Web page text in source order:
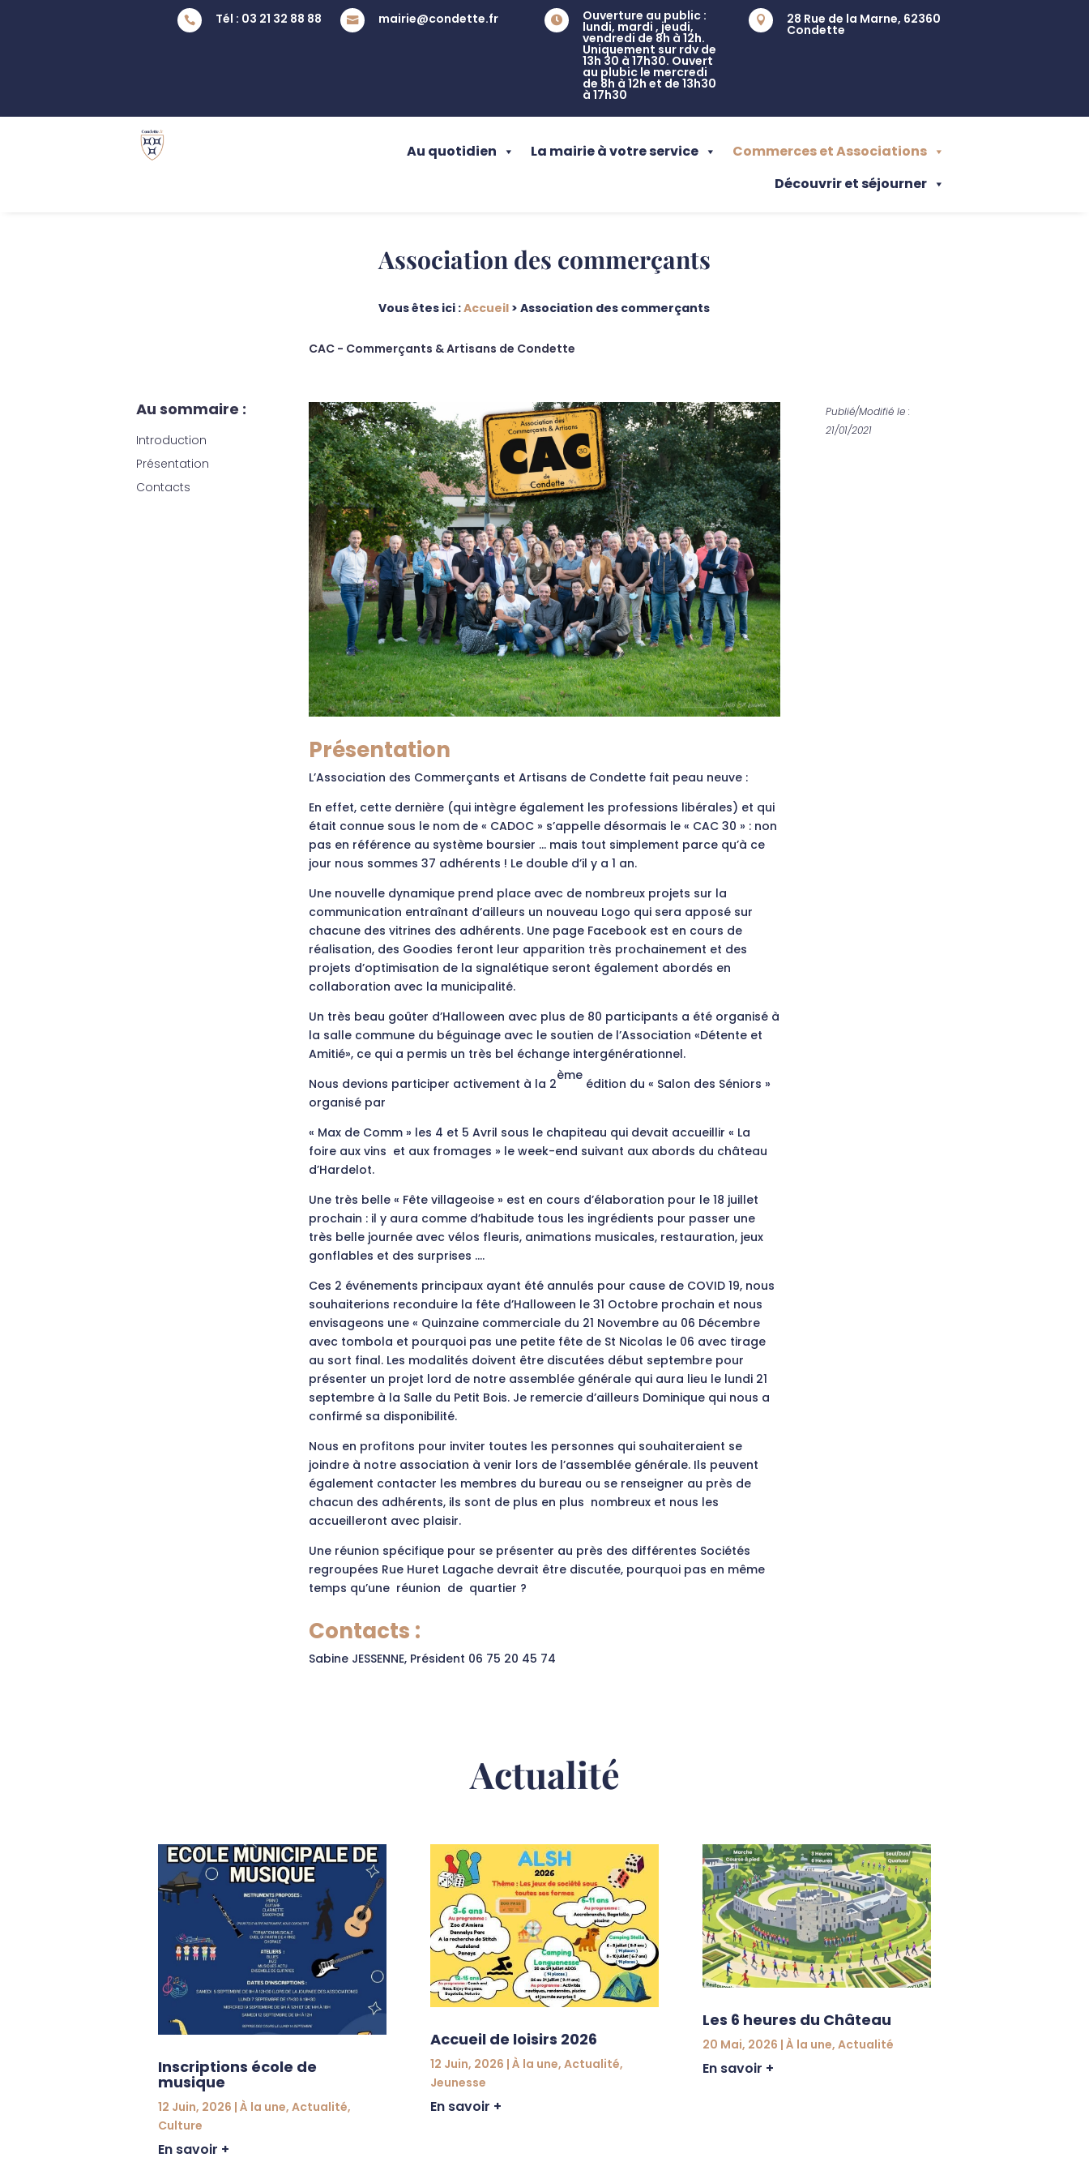
 28 Rue de la Marne, 62360
Condette
 Ouverture au public :
lundi, mardi , jeudi,
vendredi de 8h à 12h.
Uniquement sur rdv de
13h 30 à 17h30. Ouvert
au plubic le mercredi
de 8h à 12h et de 13h30
à 17h30
 mairie@condette.fr
 Tél : 03 21 32 88 88
Au quotidien La mairie à votre service
Commerces et Associations
Découvrir et séjourner
Association des commerçants
Vous êtes ici :Accueil >Association des commerçants
CAC - Commerçants & Artisans de Condette
Au sommaire :
Introduction
Présentation
Contacts
Présentation
L’Association des Commerçants et Artisans de Condette fait peau neuve :
En effet, cette dernière (qui intègre également les professions libérales) et qui
était connue sous le nom de « CADOC » s’appelle désormais le « CAC 30 » : non
pas en référence au système boursier … mais tout simplement parce qu’à ce
jour nous sommes 37 adhérents ! Le double d’il y a 1 an.
Une nouvelle dynamique prend place avec de nombreux projets sur la
communication entraînant d’ailleurs un nouveau Logo qui sera apposé sur
chacune des vitrines des adhérents. Une page Facebook est en cours de
réalisation, des Goodies feront leur apparition très prochainement et des
projets d’optimisation de la signalétique seront également abordés en
collaboration avec la municipalité.
Un très beau goûter d’Halloween avec plus de 80 participants a été organisé à
la salle commune du béguinage avec le soutien de l’Association «Détente et
Amitié», ce qui a permis un très bel échange intergénérationnel.
Nous devions participer activement à la 2
ème
édition du « Salon des Séniors »
organisé par
« Max de Comm » les 4 et 5 Avril sous le chapiteau qui devait accueillir « La
foire aux vins et aux fromages » le week-end suivant aux abords du château
d’Hardelot.
Une très belle « Fête villageoise » est en cours d’élaboration pour le 18 juillet
prochain : il y aura comme d’habitude tous les ingrédients pour passer une
très belle journée avec vélos fleuris, animations musicales, restauration, jeux
gonflables et des surprises ….
Ces 2 événements principaux ayant été annulés pour cause de COVID 19, nous
souhaiterions reconduire la fête d’Halloween le 31 Octobre prochain et nous
envisageons une « Quinzaine commerciale du 21 Novembre au 06 Décembre
avec tombola et pourquoi pas une petite fête de St Nicolas le 06 avec tirage
au sort final. Les modalités doivent être discutées début septembre pour
présenter un projet lord de notre assemblée générale qui aura lieu le lundi 21
septembre à la Salle du Petit Bois. Je remercie d’ailleurs Dominique qui nous a
confirmé sa disponibilité.
Nous en profitons pour inviter toutes les personnes qui souhaiteraient se
joindre à notre association à venir lors de l’assemblée générale. Ils peuvent
également contacter les membres du bureau ou se renseigner au près de
chacun des adhérents, ils sont de plus en plus nombreux et nous les
accueilleront avec plaisir.
Une réunion spécifique pour se présenter au près des différentes Sociétés
regroupées Rue Huret Lagache devrait être discutée, pourquoi pas en même
temps qu’une réunion de quartier ?
Contacts :
Sabine JESSENNE, Président 06 75 20 45 74
Publié/Modifié le :
21/01/2021
Actualité
Inscriptions école de
musique
12 Juin, 2026 | À la une, Actualité,
Culture
En savoir +
Accueil de loisirs 2026
12 Juin, 2026 | À la une, Actualité,
Jeunesse
En savoir +
Les 6 heures du Château
20 Mai, 2026 | À la une, Actualité
En savoir +